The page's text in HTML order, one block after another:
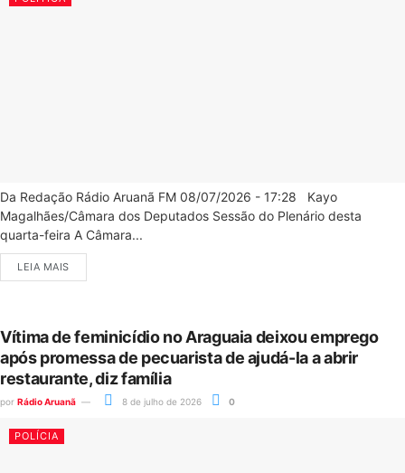
Da Redação Rádio Aruanã FM 08/07/2026 - 17:28 Kayo
Magalhães/Câmara dos Deputados Sessão do Plenário desta
quarta-feira A Câmara...
LEIA MAIS
Vítima de feminicídio no Araguaia deixou emprego
após promessa de pecuarista de ajudá-la a abrir
restaurante, diz família
por Rádio Aruanã 8 de julho de 2026 0
POLÍCIA